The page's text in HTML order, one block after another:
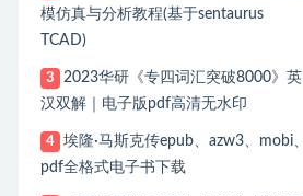
模仿真与分析教程(基于sentaurus
TCAD)
3
2023华研《专四词汇突破8000》英
汉双解｜电子版pdf高清无水印
4
埃隆·马斯克传epub、azw3、mobi、
pdf全格式电子书下载